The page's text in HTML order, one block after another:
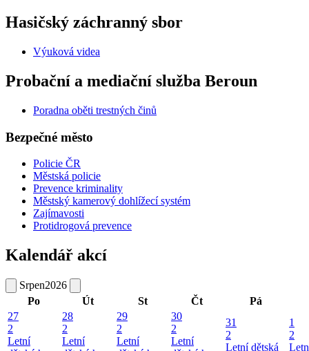
Hasičský záchranný sbor
Výuková videa
Probační a mediační služba Beroun
Poradna oběti trestných činů
Bezpečné město
Policie ČR
Městská policie
Prevence kriminality
Městský kamerový dohlížecí systém
Zajímavosti
Protidrogová prevence
Kalendář akcí
Srpen2026
Po
Út St Čt
Pá
27
2
Letní
28
2
Letní
29
2
Letní
30
2
Letní
31
2
Letní dětská
1
2